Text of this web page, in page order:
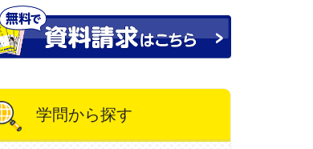
学問から探す